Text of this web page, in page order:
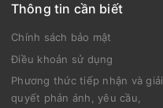
Thông tin cần biết
Chính sách bảo mật
Điều khoản sử dụng
Phương thức tiếp nhận và giải
quyết phản ánh, yêu cầu,